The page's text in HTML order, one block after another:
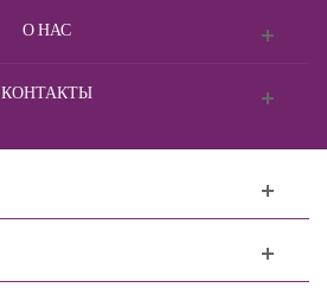
О НАС
КОНТАКТЫ